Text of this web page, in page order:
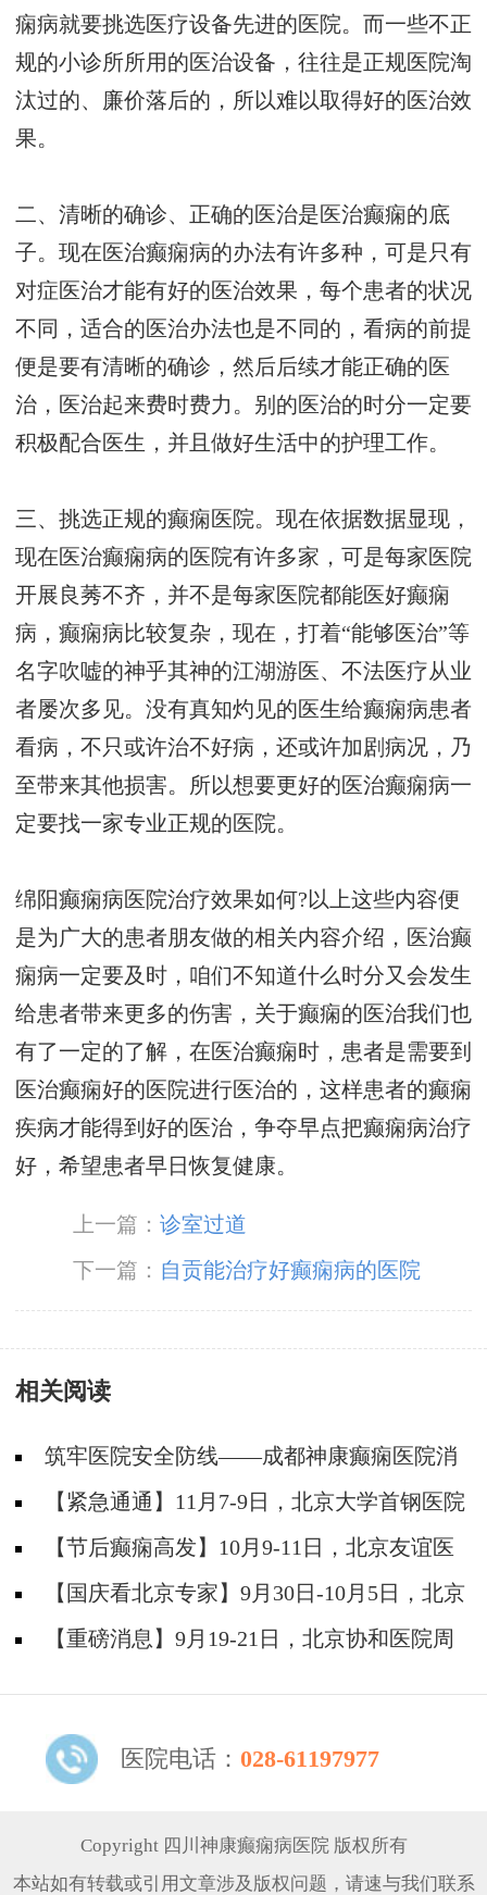
痫病就要挑选医疗设备先进的医院。而一些不正
规的小诊所所用的医治设备，往往是正规医院淘
汰过的、廉价落后的，所以难以取得好的医治效
果。
二、清晰的确诊、正确的医治是医治癫痫的底
子。现在医治癫痫病的办法有许多种，可是只有
对症医治才能有好的医治效果，每个患者的状况
不同，适合的医治办法也是不同的，看病的前提
便是要有清晰的确诊，然后后续才能正确的医
治，医治起来费时费力。别的医治的时分一定要
积极配合医生，并且做好生活中的护理工作。
三、挑选正规的癫痫医院。现在依据数据显现，
现在医治癫痫病的医院有许多家，可是每家医院
开展良莠不齐，并不是每家医院都能医好癫痫
病，癫痫病比较复杂，现在，打着“能够医治”等
名字吹嘘的神乎其神的江湖游医、不法医疗从业
者屡次多见。没有真知灼见的医生给癫痫病患者
看病，不只或许治不好病，还或许加剧病况，乃
至带来其他损害。所以想要更好的医治癫痫病一
定要找一家专业正规的医院。
绵阳癫痫病医院治疗效果如何?以上这些内容便
是为广大的患者朋友做的相关内容介绍，医治癫
痫病一定要及时，咱们不知道什么时分又会发生
给患者带来更多的伤害，关于癫痫的医治我们也
有了一定的了解，在医治癫痫时，患者是需要到
医治癫痫好的医院进行医治的，这样患者的癫痫
疾病才能得到好的医治，争夺早点把癫痫病治疗
好，希望患者早日恢复健康。
上一篇：诊室过道
下一篇： 自贡能治疗好癫痫病的医院
相关阅读
筑牢医院安全防线——成都神康癫痫医院消
防安全培训纪实
【紧急通通】11月7-9日，北京大学首钢医院
神经内科胡颖教授亲临成都会诊，破解癫痫疑难
【节后癫痫高发】10月9-11日，北京友谊医
院陈葵博士免费会诊+治疗援助，破解癫痫难
题！
【国庆看北京专家】9月30日-10月5日，北京
天坛&首钢医院两大专家蓉城亲诊+癫痫大额救
【重磅消息】9月19-21日，北京协和医院周
线！
医院电话： 028-61197977
Copyright 四川神康癫痫病医院 版权所有
本站如有转载或引用文章涉及版权问题，请速与我们联系